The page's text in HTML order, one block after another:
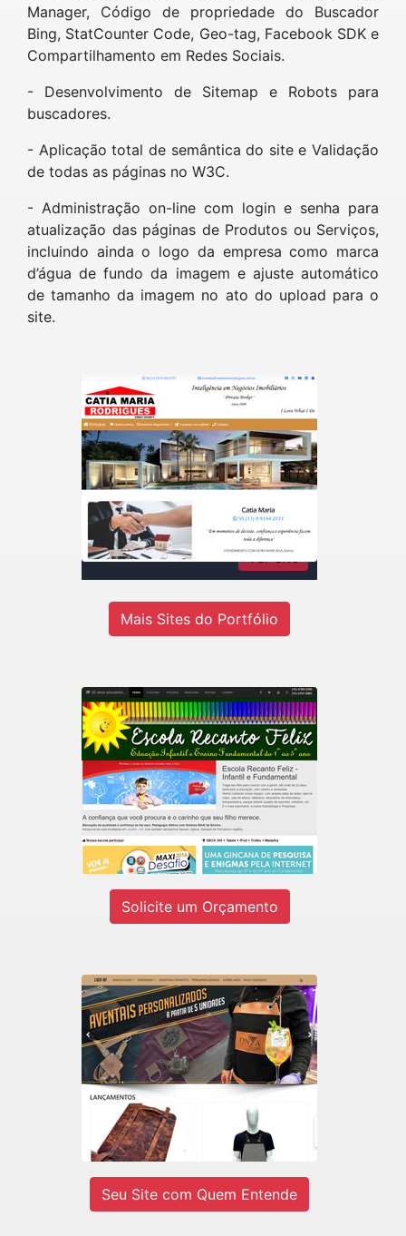
Manager, Código de propriedade do Buscador
Bing, StatCounter Code, Geo-tag, Facebook SDK e
Compartilhamento em Redes Sociais.
- Desenvolvimento de Sitemap e Robots para
buscadores.
- Aplicação total de semântica do site e Validação
de todas as páginas no W3C.
- Administração on-line com login e senha para
atualização das páginas de Produtos ou Serviços,
incluindo ainda o logo da empresa como marca
d’água de fundo da imagem e ajuste automático
de tamanho da imagem no ato do upload para o
site.
Catia Maria Rodrigues
Imóveis
Consultora de imóveis - Inteligência
em negócios imobiliários
Ver site
Mais Sites do Portfólio
Recanto Escola
Escola de educação infantil do 1º ao
5º ano em Jandira-SP.
Ver site
Solicite um Orçamento
LADY-IV
E-commerce de Aventais Profissionais
Ver site
Seu Site com Quem Entende